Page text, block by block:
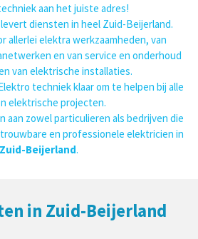
aan het juiste adres!
diensten in heel Zuid-Beijerland.
allerlei elektra werkzaamheden, van
en van service en onderhoud
van elektrische installaties.
techniek klaar om te helpen bij alle
elektrische projecten.
aan zowel particulieren als bedrijven die
en professionele elektricien in
Zuid-Beijerland.
in Zuid-Beijerland